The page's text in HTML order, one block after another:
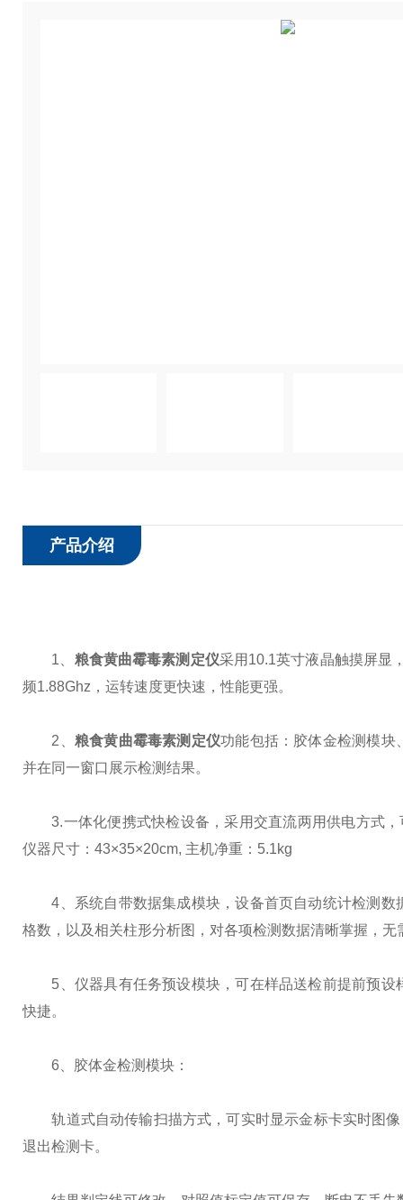
产品介绍
1、 粮食黄曲霉毒素测定仪采用10.1英寸液晶触摸屏显
频1.88Ghz，运转速度更快速，性能更强。
2、 粮食黄曲霉毒素测定仪功能包括：胶体金检测模块
并在同一窗口展示检测结果。
3.一体化便携式快检设备，采用交直流两用供电方式，
仪器尺寸：43×35×20cm, 主机净重：5.1kg
4、系统自带数据集成模块，设备首页自动统计检测数
格数，以及相关柱形分析图，对各项检测数据清晰掌握，
5、仪器具有任务预设模块，可在样品送检前提前预设
快捷。
6、胶体金检测模块：
轨道式自动传输扫描方式，可实时显示金标卡实时图像
退出检测卡。